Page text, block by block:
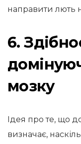
направити лють
6.
мозку
Ідея про те, що
визначає,